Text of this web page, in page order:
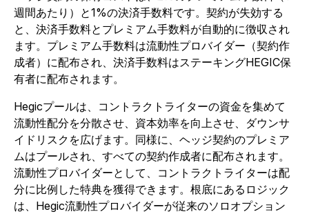
週間あたり）と1%の決済手数料です。契約が失効する
と、決済手数料とプレミアム手数料が自動的に徴収され
ます。プレミアム手数料は流動性プロバイダー（契約作
成者）に配布され、決済手数料はステーキングHEGIC保
有者に配布されます。
Hegicプールは、コントラクトライターの資金を集めて
流動性配分を分散させ、資本効率を向上させ、ダウンサ
イドリスクを広げます。同様に、ヘッジ契約のプレミア
ムはプールされ、すべての契約作成者に配布されます。
流動性プロバイダーとして、コントラクトライターは配
分に比例した特典を獲得できます。根底にあるロジック
は、Hegic流動性プロバイダーが従来のソロオプション